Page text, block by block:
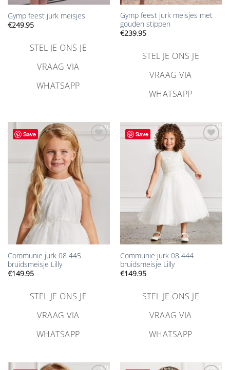
Gymp feest jurk meisjes
€249.95
STEL JE ONS JE
VRAAG VIA
WHATSAPP
Gymp feest jurk meisjes met
gouden stippen
€239.95
STEL JE ONS JE
VRAAG VIA
WHATSAPP
Save
verlanglijst
toevoegen
Communie jurk 08 445
bruidsmeisje Lilly
€149.95
STEL JE ONS JE
VRAAG VIA
WHATSAPP
Save
verlanglijst
toevoegen
Communie jurk 08 444
bruidsmeisje Lilly
€149.95
STEL JE ONS JE
VRAAG VIA
WHATSAPP